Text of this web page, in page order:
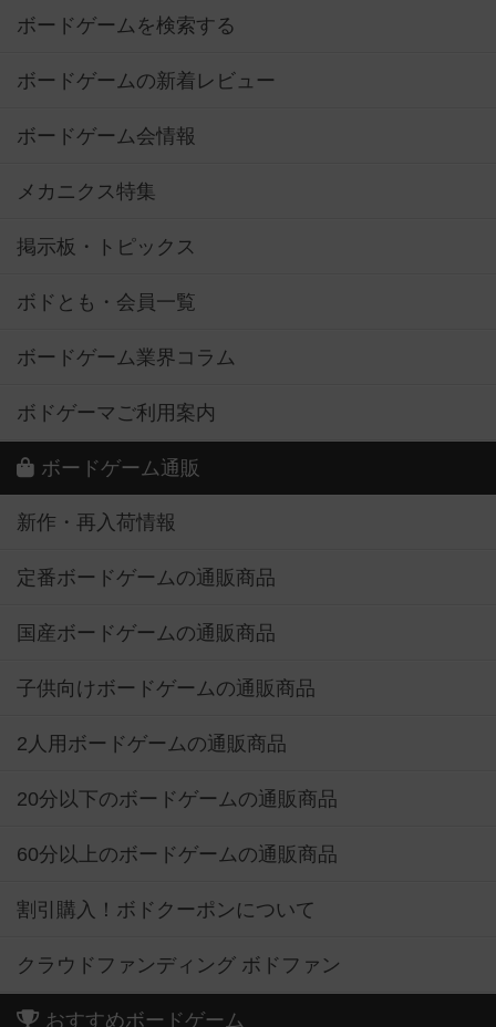
ボードゲームを検索する
ボードゲームの新着レビュー
ボードゲーム会情報
メカニクス特集
掲示板・トピックス
ボドとも・会員一覧
ボードゲーム業界コラム
ボドゲーマご利用案内
ボードゲーム通販
新作・再入荷情報
定番ボードゲームの通販商品
国産ボードゲームの通販商品
子供向けボードゲームの通販商品
2人用ボードゲームの通販商品
20分以下のボードゲームの通販商品
60分以上のボードゲームの通販商品
割引購入！ボドクーポンについて
クラウドファンディング ボドファン
おすすめボードゲーム